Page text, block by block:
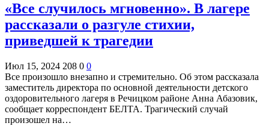
«Все случилось мгновенно». В лагере
рассказали о разгуле стихии,
приведшей к трагедии
Июл 15, 2024 208 0 0
Все произошло внезапно и стремительно. Об этом рассказала
заместитель директора по основной деятельности детского
оздоровительного лагеря в Речицком районе Анна Абазовик,
сообщает корреспондент БЕЛТА. Трагический случай
произошел на…